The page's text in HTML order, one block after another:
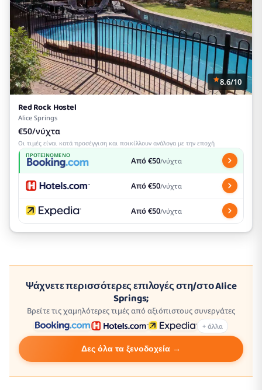
8.6/10
Red Rock Hostel
Alice Springs
€50/νύχτα
Οι τιμές είναι κατά προσέγγιση και ποικίλλουν ανάλογα με την εποχή
ΠΡΟΤΕΙΝΌΜΕΝΟ Από €50/νύχτα
Από €50/νύχτα
Από €50/νύχτα
Ψάχνετε περισσότερες επιλογές στη/στο Alice
Springs;
Βρείτε τις χαμηλότερες τιμές από αξιόπιστους συνεργάτες
+ άλλα
Δες όλα τα ξενοδοχεία →